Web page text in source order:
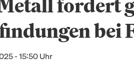
fordert
bei
- 15:50 Uhr